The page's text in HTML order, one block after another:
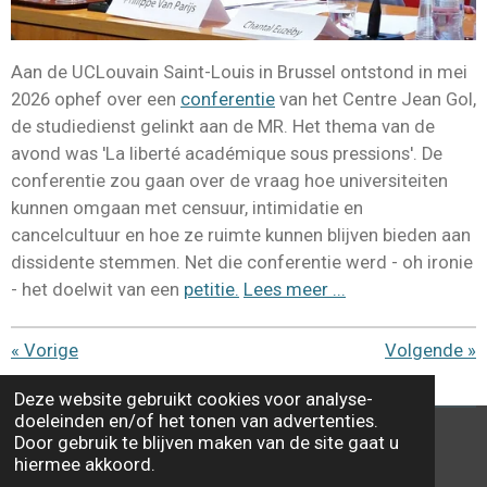
Deze website gebruikt cookies voor analyse-
doeleinden en/of het tonen van advertenties.
Door gebruik te blijven maken van de site gaat u
hiermee akkoord.
Aan de UCLouvain Saint-Louis in Brussel ontstond in mei
2026 ophef over een conferentie van het Centre Jean Gol,
de studiedienst gelinkt aan de MR. Het thema van de
avond was 'La liberté académique sous pressions'. De
conferentie zou gaan over de vraag hoe universiteiten
kunnen omgaan met censuur, intimidatie en
cancelcultuur en hoe ze ruimte kunnen blijven bieden aan
dissidente stemmen. Net die conferentie werd - oh ironie
- het doelwit van een petitie. Lees meer ...
« Vorige Volgende »
D
e
l
e
n
D
e
e
l
S
h
a
r
e
D
e
e
n
X
F